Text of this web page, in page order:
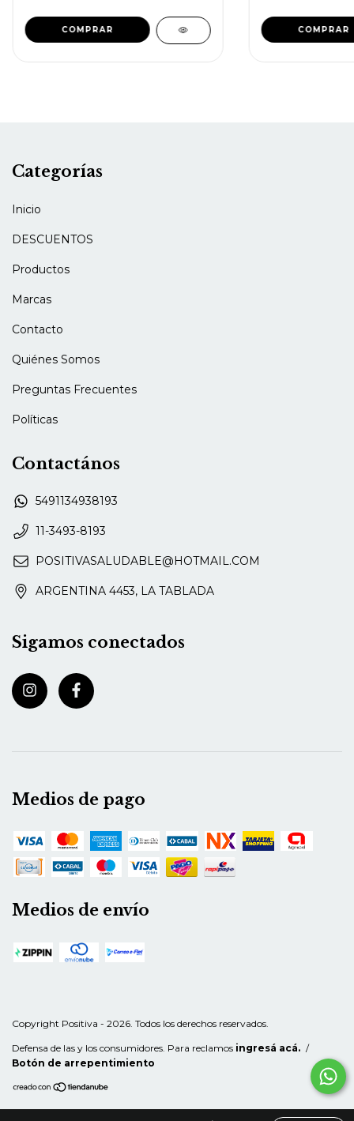
Categorías
Inicio
DESCUENTOS
Productos
Marcas
Contacto
Quiénes Somos
Preguntas Frecuentes
Políticas
Contactános
5491134938193
11-3493-8193
POSITIVASALUDABLE@HOTMAIL.COM
ARGENTINA 4453, LA TABLADA
Sigamos conectados
Medios de pago
Medios de envío
Copyright Positiva - 2026. Todos los derechos reservados.
Defensa de las y los consumidores. Para reclamos ingresá acá. /
Botón de arrepentimiento